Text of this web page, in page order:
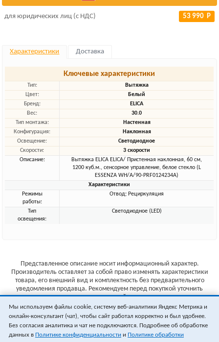
для юридических лиц (с НДС) 53 990 Р
Характеристики Доставка
Ключевые характеристики
Тип:
Вытяжка
Цвет:
Белый
Бренд:
ELICA
Вес:
30.0
Тип монтажа:
Настенная
Конфигурация:
Наклонная
Освещение:
Светодиодное
Скорости:
3 скорости
Описание:
Вытяжка ELICA ELICA/ Пристенная наклонная, 60 см,
1200 куб.м., сенсорное управление, белое стекло (L
ESSENZA WH/A/90-PRF0124234A)
Характеристики
Режимы
работы:
Отвод; Рециркуляция
Тип
освещения:
Светодиодное (LED)
Представленное описание носит информационный характер.
Производитель оставляет за собой право изменять характеристики
товара, его внешний вид и комплектность без предварительного
уведомления продавца. Рекомендуем перед покупкой уточнить
характеристики товара на сайте производителя.
Указанные цены не являются публичной офертой (ст.435 ГК РФ).
Стоимость и наличие товара уточняйте у менеджера.
Мы используем файлы cookie, систему веб-аналитики Яндекс Метрика и
онлайн-консультант (чат), чтобы сайт работал корректно и был удобнее.
Без согласия аналитика и чат не подключаются. Подробнее об обработке
данных в Политике конфиденциальности и Политике обработки